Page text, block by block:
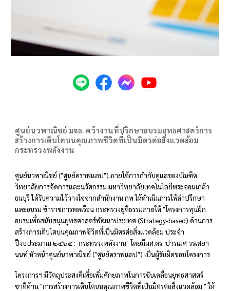
ศูนย์นวพาณิชย์ มจธ. คว้างานที่ปรึกษาอบรมยุทธศาสตร์การ
สร้างการเติบโตบนคุณภาพชีวิตที่เป็นมิตรต่อสิ่งแวดล้อม
กระทรวงพลังงาน
ศูนย์นวพาณิชย์ ("ศูนย์คราฟแลป") ภายใต้การกำกับดูแลของบัณฑิต
วิทยาลัยการจัดการและนวัตกรรม มหาวิทยาลัยเทคโนโลยีพระจอมเกล้า
ธนบุรี ได้รับความไว้วางใจจากสำนักงาน กพ ให้ดำเนินการให้คำปรึกษา
และอบรม ข้าราชการพลเรือน กระทรวงยุติธรรมภายใต้ "โครงการทุนฝึก
อบรมเพื่อสนับสนุนยุทธศาสตร์พัฒนาประเทศ (Strategy-based) ด้านการ
สร้างการเติบโตบนคุณภาพชีวิตที่เป็นมิตรต่อสิ่งแวดล้อม ประจำ
ปีงบประมาณ ๒๕๖๕ : กระทรวงพลังงาน" โดยมีผศ.ดร. ปารเมศ วรเศยา
นนท์ หัวหน้าศูนย์นวพาณิชย์ ("ศูนย์คราฟแลป") เป็นผู้รับผิดชอบโครงการ
โครงการฯ มีวัตถุประสงคืเพื่อเพิ่มศักยภาพในการขับเคลื่อนยุทธศาสตร์
ชาติด้าน "การสร้างการเติบโตบนคุณภาพชีวิตที่เป็นมิตรต่อสิ่งแวดล้อม" ให้